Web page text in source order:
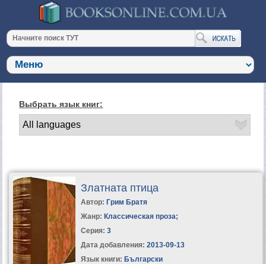
Выбрать язык книг:
Златната птица
Автор: Грим Братя
Жанр: Классическая проза;
Серия: 3
Дата добавления: 2013-09-13
Язык книги: Български